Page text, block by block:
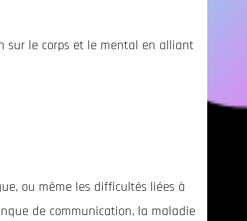
sur le corps et le mental en alliant
ou même les difficultés liées à
de communication, la maladie